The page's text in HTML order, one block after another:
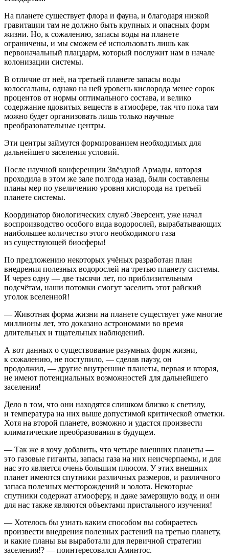
На планете существует флора и фауна, и благодаря низкой
гравитации там не должно быть крупных и опасных форм
жизни. Но, к сожалению, запасы воды на планете
ограничены, и мы сможем её использовать лишь как
первоначальный плацдарм, который послужит нам в начале
колонизации системы.
В отличие от неё, на третьей планете запасы воды
колоссальны, однако на ней уровень кислорода менее сорок
процентов от нормы оптимального состава, и велико
содержание ядовитых веществ в атмосфере, так что пока там
можно будет организовать лишь только научные
преобразовательные центры.
Эти центры займутся формированием необходимых для
дальнейшего заселения условий.
После научной конференции Звёздной Армады, которая
проходила в этом же зале полгода назад, были составлены
планы мер по увеличению уровня кислорода на третьей
планете системы.
Координатор биологических служб Эверсент, уже начал
воспроизводство особого вида водорослей, вырабатывающих
наибольшее количество этого необходимого газа
из существующей биосферы!
По предложению некоторых учёных разработан план
внедрения полезных водорослей на третью планету системы.
И через одну — две тысячи лет, по приблизительным
подсчётам, наши потомки смогут заселить этот райский
уголок вселенной!
— Животная форма жизни на планете существует уже многие
миллионы лет, это доказано астрономами во время
длительных и тщательных наблюдений.
А вот данных о существование разумных форм жизни,
к сожалению, не поступило, — сделав паузу, он
продолжил, — другие внутренние планеты, первая и вторая,
не имеют потенциальных возможностей для дальнейшего
заселения!
Дело в том, что они находятся слишком близко к светилу,
и температура на них выше допустимой критической отметки.
Хотя на второй планете, возможно и удастся произвести
климатические преобразования в будущем.
— Так же я хочу добавить, что четыре внешних планеты —
это газовые гиганты, запасы газа на них неисчерпаемы, и для
нас это является очень большим плюсом. У этих внешних
планет имеются спутники различных размеров, и различного
запаса полезных месторождений и золота. Некоторые
спутники содержат атмосферу, и даже замерзшую воду, и они
для нас также являются объектами пристального изучения!
— Хотелось бы узнать каким способом вы собираетесь
произвести внедрения полезных растений на третью планету,
и какие планы вы выработали для первичной стратегии
заселения!? — поинтересовался Аминтос.